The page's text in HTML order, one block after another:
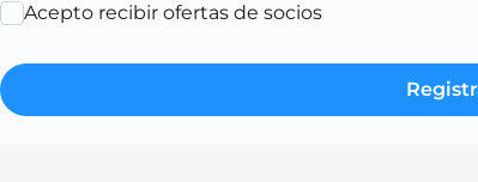
Acepto recibir ofertas de socios